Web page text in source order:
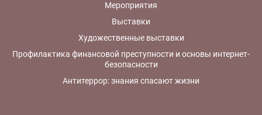
Мероприятия
Выставки
Художественные выставки
Профилактика финансовой преступности и основы интернет-
безопасности
Антитеррор: знания спасают жизни